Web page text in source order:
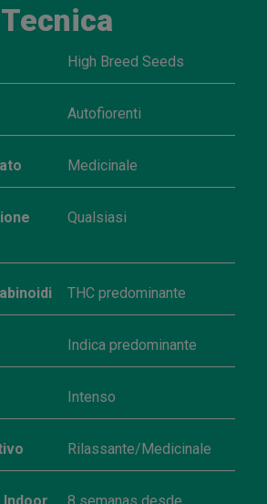
High Breed Seeds
Autofiorenti
Medicinale
Qualsiasi
THC predominante
Indica predominante
Intenso
Rilassante/Medicinale
8 semanas desde